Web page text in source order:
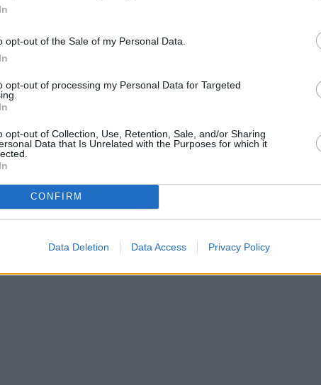
opt-out of the Sale of my Personal Data.
opt-out of processing my Personal Data for Targeted
opt-out of Collection, Use, Retention, Sale, and/or Sharing
Data that Is Unrelated with the Purposes for which it
CONFIRM
Data Deletion Data Access Privacy Policy